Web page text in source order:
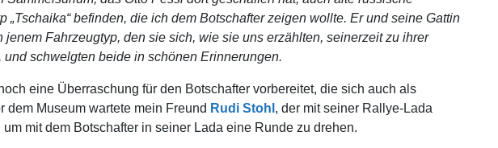
„Tschaika“ befinden, die ich dem Botschafter zeigen wollte. Er und seine Gattin
jenem Fahrzeugtyp, den sie sich, wie sie uns erzählten, seinerzeit zu ihrer
und schwelgten beide in schönen Erinnerungen.
eine Überraschung für den Botschafter vorbereitet, die sich auch als
dem Museum wartete mein Freund Rudi Stohl , der mit seiner Rallye-Lada
um mit dem Botschafter in seiner Lada eine Runde zu drehen.